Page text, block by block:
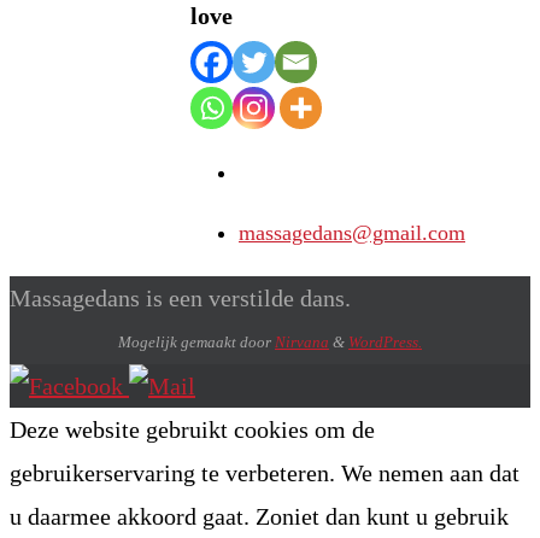
love
massagedans@gmail.com
Massagedans is een verstilde dans.
Mogelijk gemaakt door Nirvana & WordPress.
Deze website gebruikt cookies om de
gebruikerservaring te verbeteren. We nemen aan dat
u daarmee akkoord gaat. Zoniet dan kunt u gebruik